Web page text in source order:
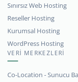
Sınırsız Web Hosting
Reseller Hosting
Kurumsal Hosting
WordPress Hosting
VERİ MERKEZLERİ
Co-Location - Sunucu